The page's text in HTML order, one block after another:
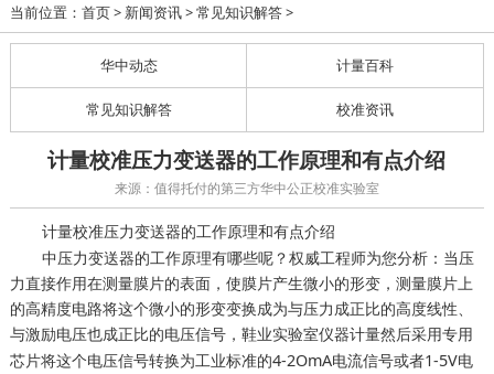
当前位置： 首页> 新闻资讯> 常见知识解答>
华中动态 计量百科
常见知识解答 校准资讯
计量校准压力变送器的工作原理和有点介绍
来源：值得托付的第三方华中公正校准实验室
计量校准压力变送器的工作原理和有点介绍
中压力变送器的工作原理有哪些呢？权威工程师为您分析：当压
力直接作用在测量膜片的表面，使膜片产生微小的形变，测量膜片上
的高精度电路将这个微小的形变变换成为与压力成正比的高度线性、
与激励电压也成正比的电压信号， 鞋业实验室仪器计量然后采用专用
芯片将这个电压信号转换为工业标准的4-2OmA电流信号或者1-5V电